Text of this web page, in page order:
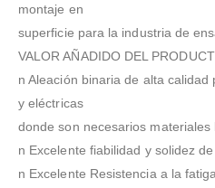
montaje en
superficie para la industria de
VALOR AÑADIDO DEL
n Aleación binaria de alta
y eléctricas
donde son necesarios materiales
n Excelente fiabilidad y solidez
n Excelente Resistencia a la